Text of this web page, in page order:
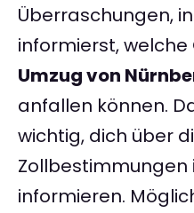
Überraschungen,
informierst,
Umzug von
anfallen können.
wichtig, dich über
Zollbestimmungen
informieren.